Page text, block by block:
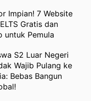
Impian! 7 Website
Gratis dan
untuk Pemula
S2 Luar Negeri
Wajib Pulang ke
Bebas Bangun